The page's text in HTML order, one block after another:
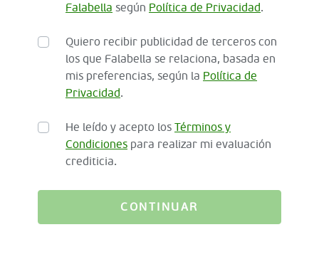
Falabella según Política de Privacidad.
Quiero recibir publicidad de terceros con
los que Falabella se relaciona, basada en
mis preferencias, según la Política de
Privacidad.
He leído y acepto los Términos y
Condiciones para realizar mi evaluación
crediticia.
CONTINUAR